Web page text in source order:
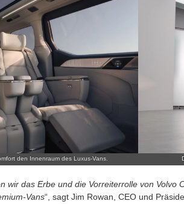
den Innenraum des Luxus-Vans.
wir das Erbe und die Vorreiterrolle von Volvo
Vans“, sagt Jim Rowan, CEO und